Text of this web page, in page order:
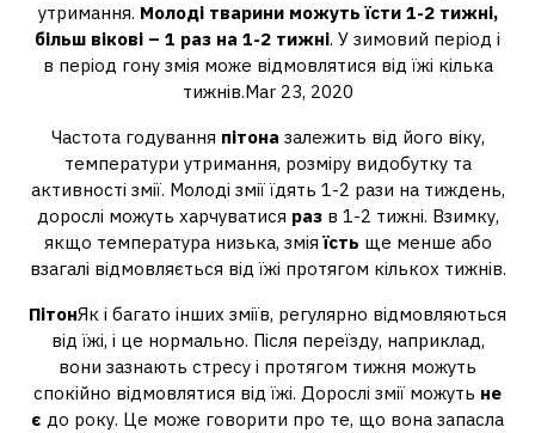
утримання. Молоді тварини можуть їсти 1-2 тижні,
більш вікові – 1 раз на 1-2 тижні. У зимовий період і
в період гону змія може відмовлятися від їжі кілька
тижнів.Mar 23, 2020
Частота годування пітона залежить від його віку,
температури утримання, розміру видобутку та
активності змії. Молоді змії їдять 1-2 рази на тиждень,
дорослі можуть харчуватися разв 1-2 тижні. Взимку,
якщо температура низька, зміяїсть ще менше або
взагалі відмовляється від їжі протягом кількох тижнів.
ПітонЯк і багато інших зміїв, регулярно відмовляються
від їжі, і це нормально. Після переїзду, наприклад,
вони зазнають стресу і протягом тижня можуть
спокійно відмовлятися від їжі. Дорослі змії можуть не
є до року. Це може говорити про те, що вона запасла